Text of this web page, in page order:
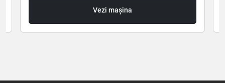
Vezi mașina